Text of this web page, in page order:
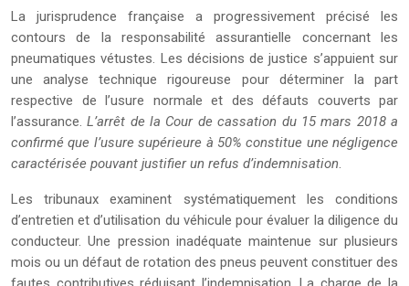
La jurisprudence française a progressivement précisé les
contours de la responsabilité assurantielle concernant les
pneumatiques vétustes. Les décisions de justice s’appuient sur
une analyse technique rigoureuse pour déterminer la part
respective de l’usure normale et des défauts couverts par
l’assurance.L’arrêt de la Cour de cassation du 15 mars 2018 a
confirmé que l’usure supérieure à 50% constitue une négligence
caractérisée pouvant justifier un refus d’indemnisation.
Les tribunaux examinent systématiquement les conditions
d’entretien et d’utilisation du véhicule pour évaluer la diligence du
conducteur. Une pression inadéquate maintenue sur plusieurs
mois ou un défaut de rotation des pneus peuvent constituer des